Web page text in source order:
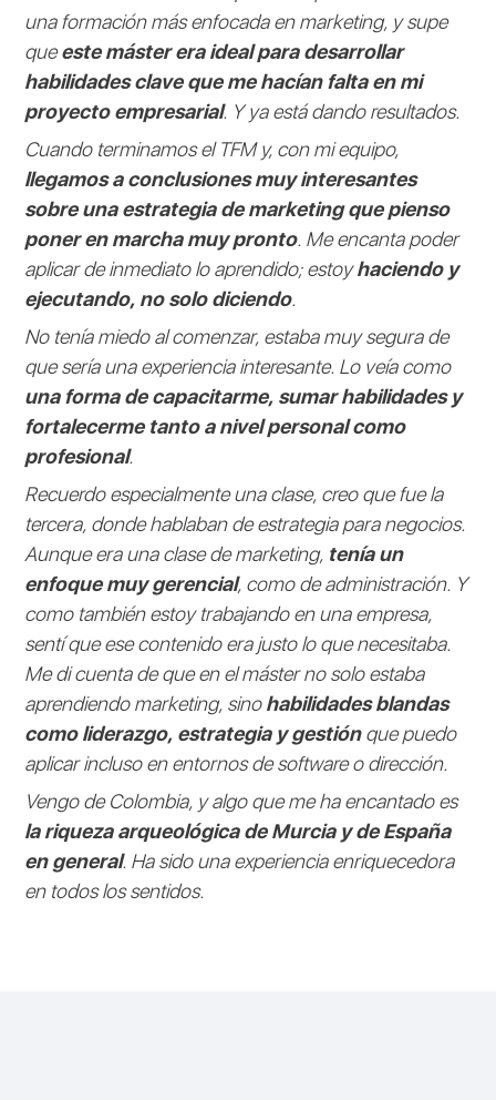
una formación más enfocada en marketing, y supe
queeste máster era ideal para desarrollar
habilidades clave que me hacían falta en mi
proyecto empresarial. Y ya está dando resultados.
Cuando terminamos el TFM y, con mi equipo,
llegamos a conclusiones muy interesantes
sobre una estrategia de marketing que pienso
poner en marcha muy pronto. Me encanta poder
aplicar de inmediato lo aprendido; estoyhaciendo y
ejecutando, no solo diciendo.
No tenía miedo al comenzar, estaba muy segura de
que sería una experiencia interesante. Lo veía como
una forma de capacitarme, sumar habilidades y
fortalecerme tanto a nivel personal como
profesional.
Recuerdo especialmente una clase, creo que fue la
tercera, donde hablaban de estrategia para negocios.
Aunque era una clase de marketing, tenía un
enfoque muy gerencial, como de administración. Y
como también estoy trabajando en una empresa,
sentí que ese contenido era justo lo que necesitaba.
Me di cuenta de que en el máster no solo estaba
aprendiendo marketing, sinohabilidades blandas
como liderazgo, estrategia y gestiónque puedo
aplicar incluso en entornos de software o dirección.
Vengo de Colombia, y algo que me ha encantado es
la riqueza arqueológica de Murcia y de España
en general. Ha sido una experiencia enriquecedora
en todos los sentidos.